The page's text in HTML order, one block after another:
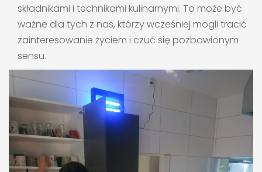
składnikami i technikami kulinarnymi. To może być
ważne dla tych z nas, którzy wcześniej mogli tracić
zainteresowanie życiem i czuć się pozbawionym
sensu.